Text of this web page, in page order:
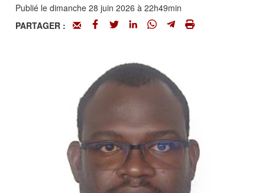
Publié le dimanche 28 juin 2026 à 22h49min
PARTAGER :